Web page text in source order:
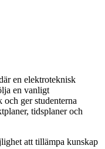
en elektroteknisk
en vanligt
ger studenterna
tidsplaner och
att tillämpa kunskap